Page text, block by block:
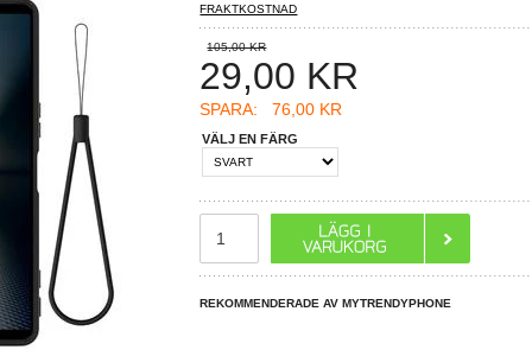
FRAKTKOSTNAD
105,00 KR
29,00 KR
SPARA: 76,00 KR
VÄLJ EN FÄRG
REKOMMENDERADE AV MYTRENDYPHONE